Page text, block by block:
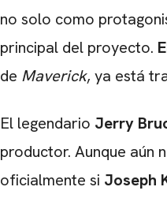
no solo como
principal del proyecto.
de Maverick, ya está
El legendario Jerry
productor. Aunque aún
oficialmente si Joseph